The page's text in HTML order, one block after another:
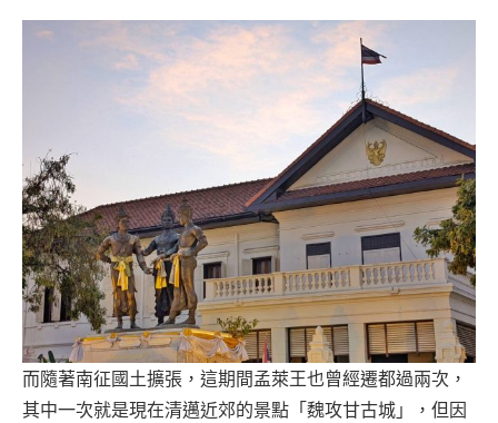
而隨著南征國土擴張，這期間孟萊王也曾經遷都過兩次，
其中一次就是現在清邁近郊的景點「魏攻甘古城」，但因